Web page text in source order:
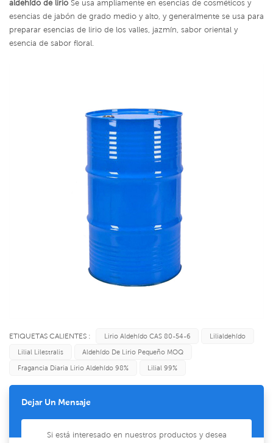
aldehído de lirio Se usa ampliamente en esencias de cosméticos y
esencias de jabón de grado medio y alto, y generalmente se usa para
preparar esencias de lirio de los valles, jazmín, sabor oriental y
esencia de sabor floral.
ETIQUETAS CALIENTES : Lirio Aldehído CAS 80-54-6
Lilialdehído
Lilial Lilestralis
Aldehído De Lirio Pequeño MOQ
Fragancia Diaria Lirio Aldehído 98%
Lilial 99%
Dejar Un Mensaje
Si está interesado en nuestros productos y desea